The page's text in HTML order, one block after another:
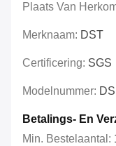
Plaats Van
Merknaam: DST
Certificering: SGS
Modelnummer:
Betalings- En
Min. Bestelaantal: